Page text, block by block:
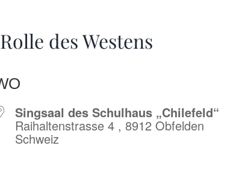
des Westens
Singsaal des Schulhaus „Chilefeld“
Raihaltenstrasse 4 , 8912 Obfelden
Schweiz